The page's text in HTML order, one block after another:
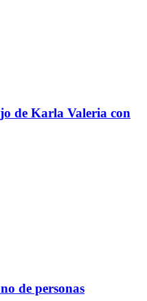
de Karla Valeria con
de personas